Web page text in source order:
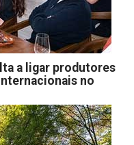
a ligar produtores
no